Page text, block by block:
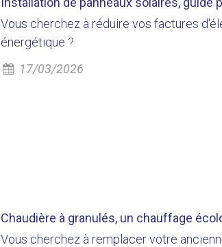
Vous cherchez à réduire vos factures
énergétique ?
17/03/2026
Chaudière à granulés, un chauffage
Vous cherchez à remplacer votre